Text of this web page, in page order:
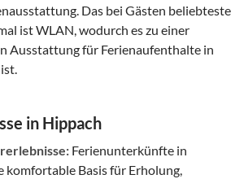
Das bei Gästen beliebteste
ist WLAN, wodurch es zu einer
Ausstattung für Ferienaufenthalte in
in Hippach
Ferienunterkünfte in
komfortable Basis für Erholung,